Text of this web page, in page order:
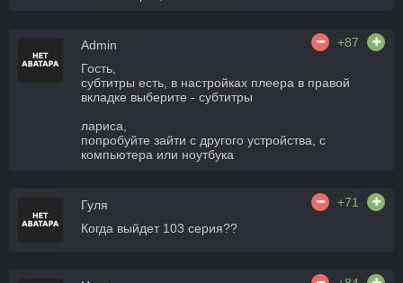
Admin
+87
Гость,
субтитры есть, в настройках плеера в правой
вкладке выберите - субтитры
лариса,
попробуйте зайти с другого устройства, с
компьютера или ноутбука
Гуля
+71
Когда выйдет 103 серия??